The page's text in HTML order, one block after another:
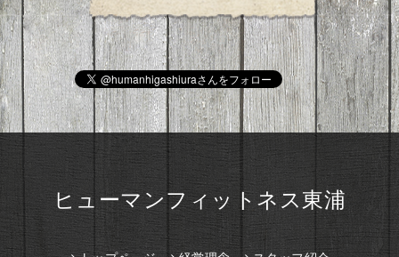
ヒューマンフィットネス東浦